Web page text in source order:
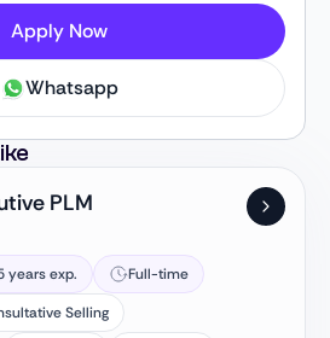
Apply Now
Whatsapp
PLM
years exp.
Full-time
Selling